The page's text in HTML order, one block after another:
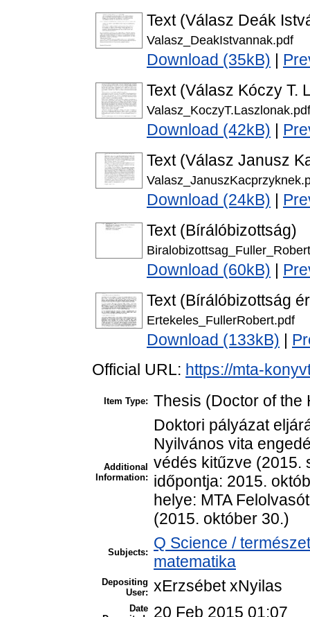
Text (Válasz Deák
Valasz_DeakIstvannak.pdf
Download (35kB)
Text (Válasz Kóczy T.
Valasz_KoczyT.Laszlonak.pdf
Download (42kB)
Text (Válasz Janusz
Download (24kB)
Text (Bírálóbizottság)
Download (60kB)
Text (Bírálóbizottság
Ertekeles_FullerRobert.pdf
Download (133kB)
Official URL: https://mta-
Item Type: Thesis (Doctor of the
Additional
Information:
Doktori pályázat
Nyilvános vita
védés kitűzve (2015.
időpontja: 2015.
helye: MTA
(2015. október 30.)
Subjects:
Q Science /
matematika
Depositing
User: xErzsébet xNyilas
Date 20 Feb 2015 01:07